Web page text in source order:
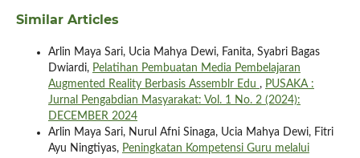
Similar Articles
Arlin Maya Sari, Ucia Mahya Dewi, Fanita, Syabri Bagas
Dwiardi, Pelatihan Pembuatan Media Pembelajaran
Augmented Reality Berbasis Assemblr Edu , PUSAKA :
Jurnal Pengabdian Masyarakat: Vol. 1 No. 2 (2024):
DECEMBER 2024
Arlin Maya Sari, Nurul Afni Sinaga, Ucia Mahya Dewi, Fitri
Ayu Ningtiyas, Peningkatan Kompetensi Guru melalui